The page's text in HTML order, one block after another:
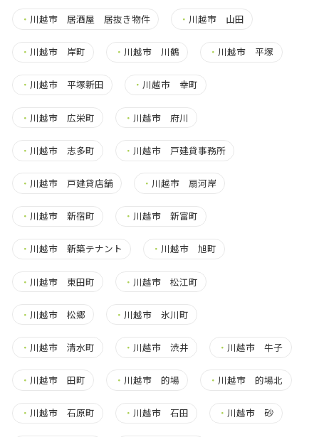
・ 川越市 居酒屋 居抜き物件 ・ 川越市 山田
・ 川越市 岸町 ・ 川越市 川鶴 ・ 川越市 平塚
・ 川越市 平塚新田 ・ 川越市 幸町
・ 川越市 広栄町 ・ 川越市 府川
・ 川越市 志多町 ・ 川越市 戸建貸事務所
・ 川越市 戸建貸店舗 ・ 川越市 扇河岸
・ 川越市 新宿町 ・ 川越市 新富町
・ 川越市 新築テナント ・ 川越市 旭町
・ 川越市 東田町 ・ 川越市 松江町
・ 川越市 松郷 ・ 川越市 氷川町
・ 川越市 清水町 ・ 川越市 渋井 ・ 川越市 牛子
・ 川越市 田町 ・ 川越市 的場 ・ 川越市 的場北
・ 川越市 石原町 ・ 川越市 石田 ・ 川越市 砂